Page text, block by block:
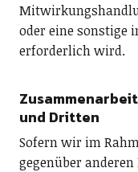
oder eine sonstige
erforderlich wird.
und Dritten
Sofern wir im
gegenüber